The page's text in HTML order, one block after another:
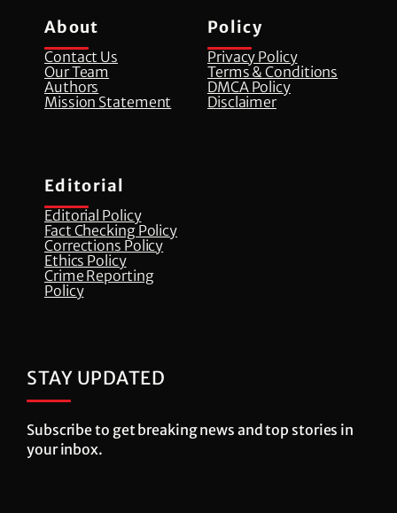
About
Contact Us
Our Team
Authors
Mission Statement
Policy
Privacy Policy
Terms & Conditions
DMCA Policy
Disclaimer
Editorial
Editorial Policy
Fact Checking Policy
Corrections Policy
⁠Ethics Policy
Crime Reporting
Policy
STAY UPDATED
Subscribe to get breaking news and top stories in
your inbox.